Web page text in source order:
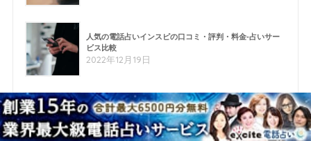
人気の電話占いインスピの口コミ・評判・料金-占いサー
ビス比較
2022年12月19日
人気の電話占いミーシャの口コミ・評判・料金-占いサー
ビス比較
2022年12月19日